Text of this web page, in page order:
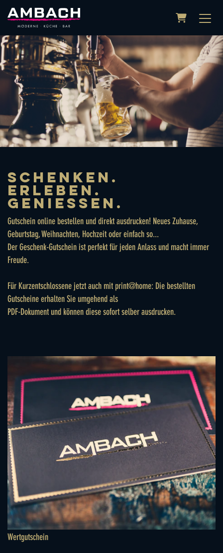
SCHENKEN.
ERLEBEN.
GENIESSEN.
Gutschein online bestellen und direkt ausdrucken! Neues Zuhause,
Geburtstag, Weihnachten, Hochzeit oder einfach so...
Der Geschenk-Gutschein ist perfekt für jeden Anlass und macht immer
Freude.
Für Kurzentschlossene jetzt auch mit print@home: Die bestellten
Gutscheine erhalten Sie umgehend als
PDF-Dokument und können diese sofort selber ausdrucken.
Wertgutschein